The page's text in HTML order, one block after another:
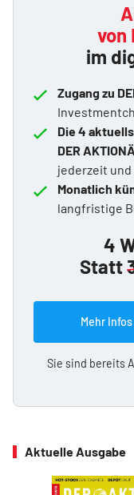
von
im
Zugang zu
Die 4
DER
jederzeit
Monatlich
langfristige
4
Statt
Mehr Infos
Sie sind bereits
Aktuelle Ausgabe